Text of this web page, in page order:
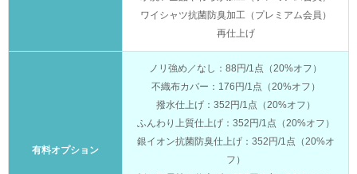
ワイシャツ抗菌防臭加工（プレミアム会員）
再仕上げ
有料オプション
ノリ強め／なし：88円/1点（20%オフ）
不織布カバー：176円/1点（20%オフ）
撥水仕上げ：352円/1点（20%オフ）
ふんわり上質仕上げ：352円/1点（20%オフ）
銀イオン抗菌防臭仕上げ：352円/1点（20%オ
フ）